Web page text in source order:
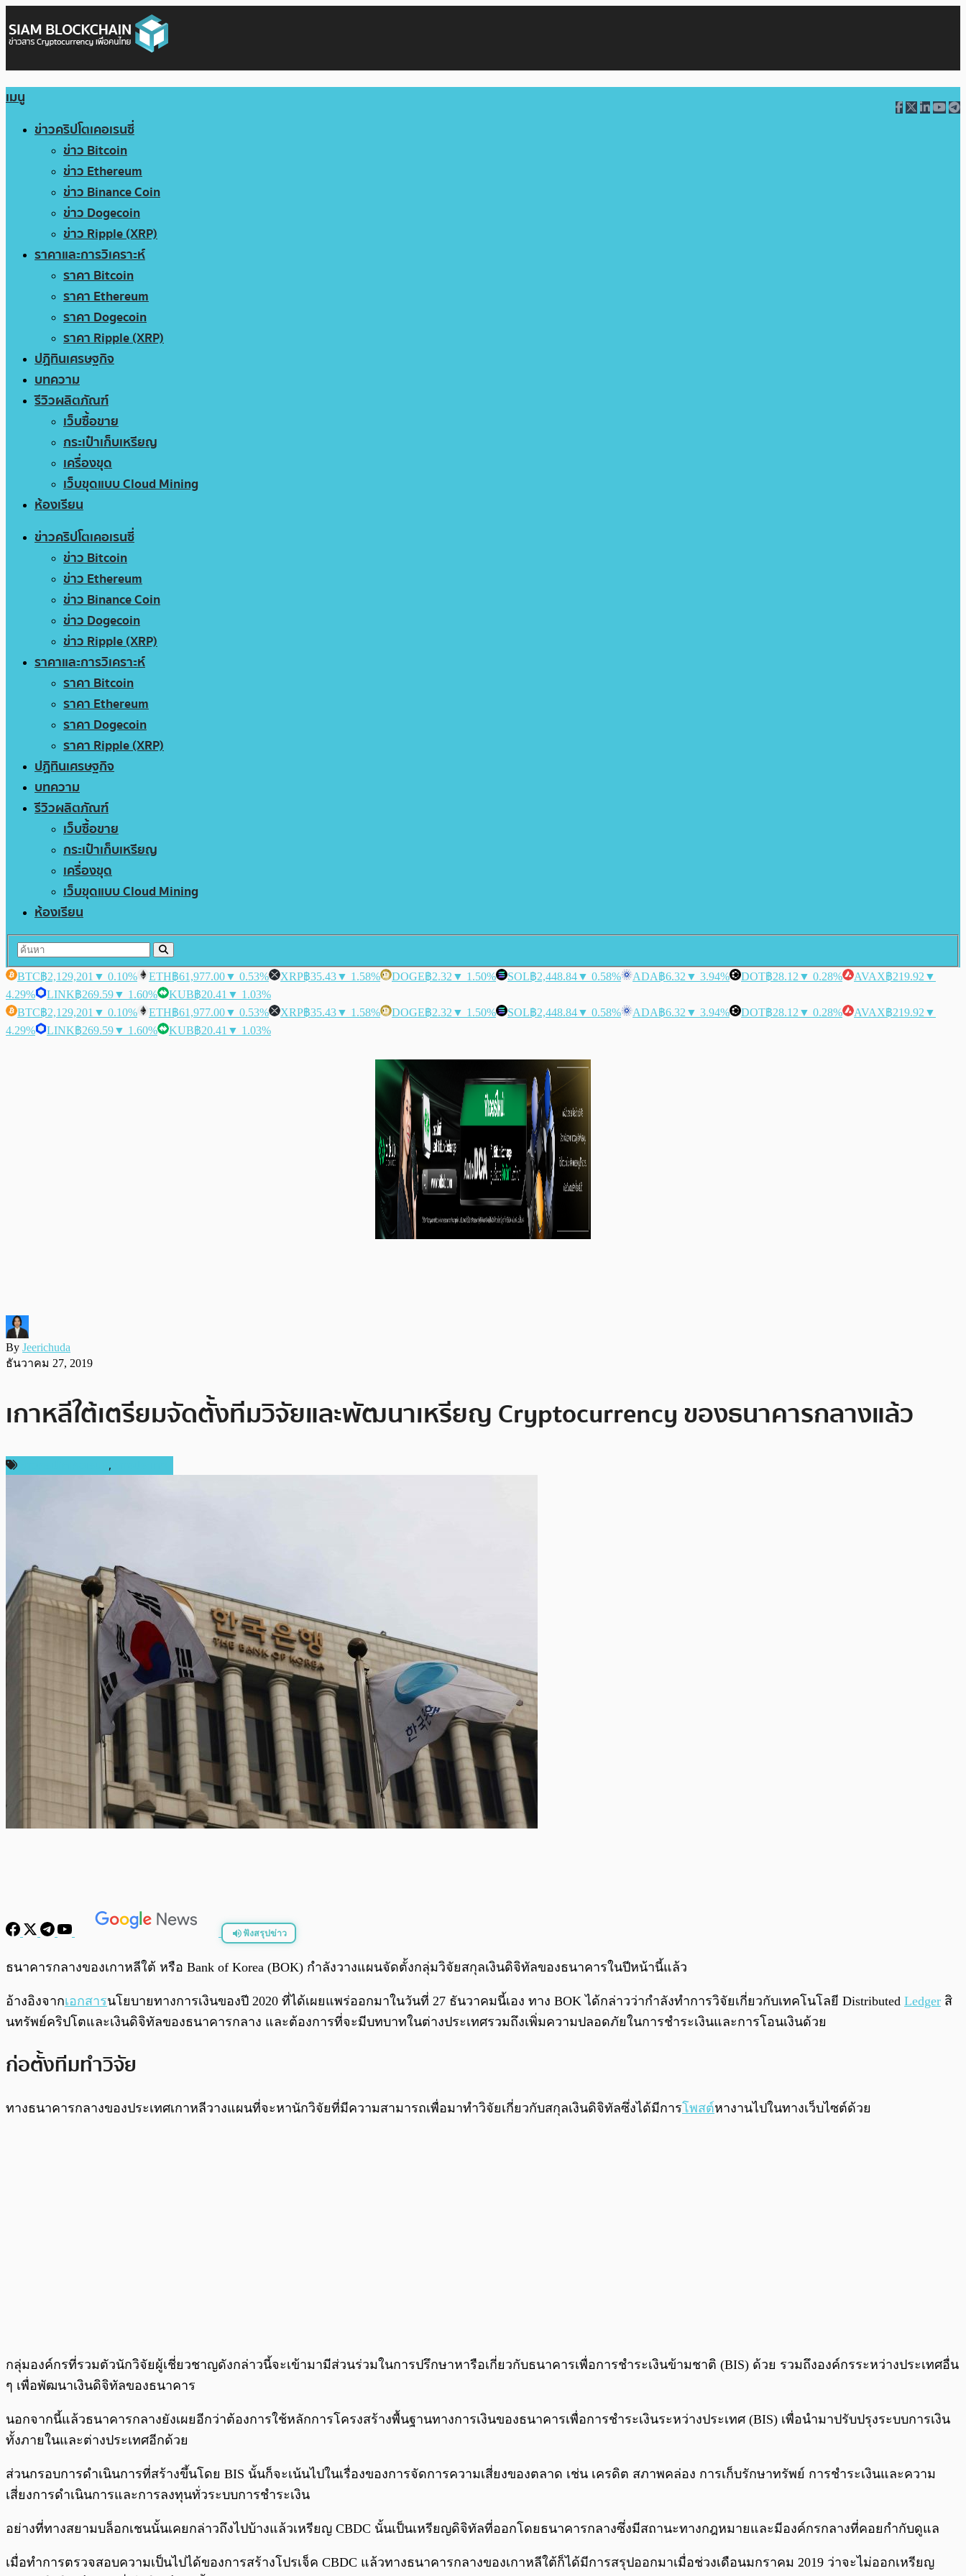
เมนู
ข่าวคริปโตเคอเรนซี่
ข่าว Bitcoin
ข่าว Ethereum
ข่าว Binance Coin
ข่าว Dogecoin
ข่าว Ripple (XRP)
ราคาและการวิเคราะห์
ราคา Bitcoin
ราคา Ethereum
ราคา Dogecoin
ราคา Ripple (XRP)
ปฏิทินเศรษฐกิจ
บทความ
รีวิวผลิตภัณฑ์
เว็บซื้อขาย
กระเป๋าเก็บเหรียญ
เครื่องขุด
เว็บขุดแบบ Cloud Mining
ห้องเรียน
ข่าวคริปโตเคอเรนซี่
ข่าว Bitcoin
ข่าว Ethereum
ข่าว Binance Coin
ข่าว Dogecoin
ข่าว Ripple (XRP)
ราคาและการวิเคราะห์
ราคา Bitcoin
ราคา Ethereum
ราคา Dogecoin
ราคา Ripple (XRP)
ปฏิทินเศรษฐกิจ
บทความ
รีวิวผลิตภัณฑ์
เว็บซื้อขาย
กระเป๋าเก็บเหรียญ
เครื่องขุด
เว็บขุดแบบ Cloud Mining
ห้องเรียน
BTC฿2,129,201 ▼ 0.10% ETH฿61,977.00▼ 0.53% XRP฿35.43▼ 1.58% DOGE฿2.32 ▼ 1.50% SOL฿2,448.84▼ 0.58% ADA฿6.32 ▼ 3.94% DOT฿28.12 ▼ 0.28% AVAX฿219.92 ▼
4.29%
LINK฿269.59▼ 1.60% KUB฿20.41 ▼ 1.03%
BTC฿2,129,201 ▼ 0.10% ETH฿61,977.00▼ 0.53% XRP฿35.43▼ 1.58% DOGE฿2.32 ▼ 1.50% SOL฿2,448.84▼ 0.58% ADA฿6.32 ▼ 3.94% DOT฿28.12 ▼ 0.28% AVAX฿219.92 ▼
4.29%
LINK฿269.59▼ 1.60% KUB฿20.41 ▼ 1.03%
By Jeerichuda
ธันวาคม 27, 2019
เกาหลีใต้เตรียมจัดตั้งทีมวิจัยและพัฒนาเหรียญ Cryptocurrency ของธนาคารกลางแล้ว
,
ฟังสรุปข่าว
ธนาคารกลางของเกาหลีใต้ หรือ Bank of Korea (BOK) กำลังวางแผนจัดตั้งกลุ่มวิจัยสกุลเงินดิจิทัลของธนาคารในปีหน้านี้แล้ว
อ้างอิงจากเอกสารนโยบายทางการเงินของปี 2020 ที่ได้เผยแพร่ออกมาในวันที่ 27 ธันวาคมนี้เอง ทาง BOK ได้กล่าวว่ากำลังทำการวิจัยเกี่ยวกับเทคโนโลยี Distributed Ledger สิ
นทรัพย์คริปโตและเงินดิจิทัลของธนาคารกลาง และต้องการที่จะมีบทบาทในต่างประเทศรวมถึงเพิ่มความปลอดภัยในการชำระเงินและการโอนเงินด้วย
ก่อตั้งทีมทำวิจัย
ทางธนาคารกลางของประเทศเกาหลีวางแผนที่จะหานักวิจัยที่มีความสามารถเพื่อมาทำวิจัยเกี่ยวกับสกุลเงินดิจิทัลซึ่งได้มีการโพสต์หางานไปในทางเว็บไซต์ด้วย
กลุ่มองค์กรที่รวมตัวนักวิจัยผู้เชี่ยวชาญดังกล่าวนี้จะเข้ามามีส่วนร่วมในการปรึกษาหารือเกี่ยวกับธนาคารเพื่อการชำระเงินข้ามชาติ (BIS) ด้วย รวมถึงองค์กรระหว่างประเทศอื่น
ๆ เพื่อพัฒนาเงินดิจิทัลของธนาคาร
นอกจากนี้แล้วธนาคารกลางยังเผยอีกว่าต้องการใช้หลักการโครงสร้างพื้นฐานทางการเงินของธนาคารเพื่อการชำระเงินระหว่างประเทศ (BIS) เพื่อนำมาปรับปรุงระบบการเงิน
ทั้งภายในและต่างประเทศอีกด้วย
ส่วนกรอบการดำเนินการที่สร้างขึ้นโดย BIS นั้นก็จะเน้นไปในเรื่องของการจัดการความเสี่ยงของตลาด เช่น เครดิต สภาพคล่อง การเก็บรักษาทรัพย์ การชำระเงินและความ
เสี่ยงการดำเนินการและการลงทุนทั่วระบบการชำระเงิน
อย่างที่ทางสยามบล็อกเชนนั้นเคยกล่าวถึงไปบ้างแล้วเหรียญ CBDC นั้นเป็นเหรียญดิจิทัลที่ออกโดยธนาคารกลางซึ่งมีสถานะทางกฎหมายและมีองค์กรกลางที่คอยกำกับดูแล
เมื่อทำการตรวจสอบความเป็นไปได้ของการสร้างโปรเจ็ค CBDC แล้วทางธนาคารกลางของเกาหลีใต้ก็ได้มีการสรุปออกมาเมื่อช่วงเดือนมกราคม 2019 ว่าจะไม่ออกเหรียญ